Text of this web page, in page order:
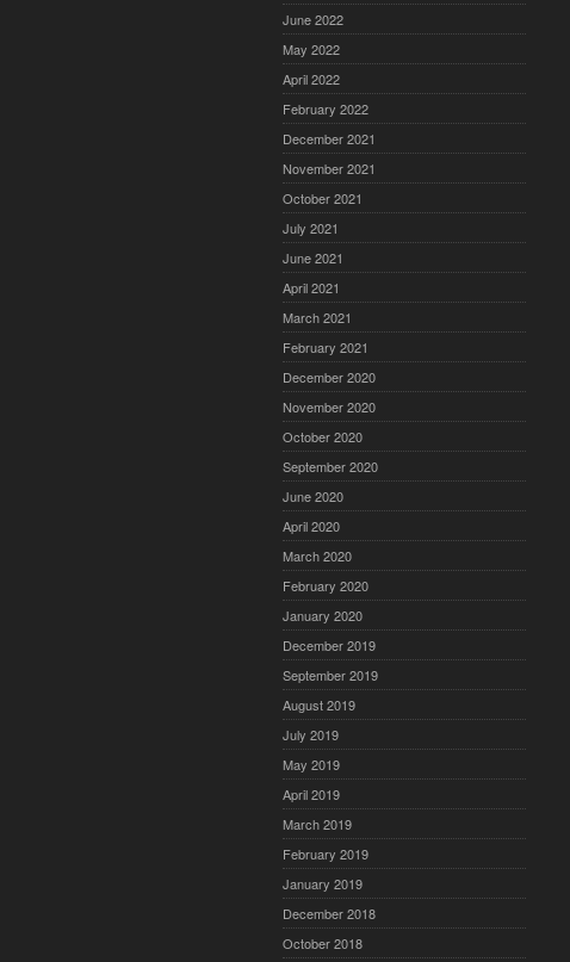
June 2022
May 2022
April 2022
February 2022
December 2021
November 2021
October 2021
July 2021
June 2021
April 2021
March 2021
February 2021
December 2020
November 2020
October 2020
September 2020
June 2020
April 2020
March 2020
February 2020
January 2020
December 2019
September 2019
August 2019
July 2019
May 2019
April 2019
March 2019
February 2019
January 2019
December 2018
October 2018